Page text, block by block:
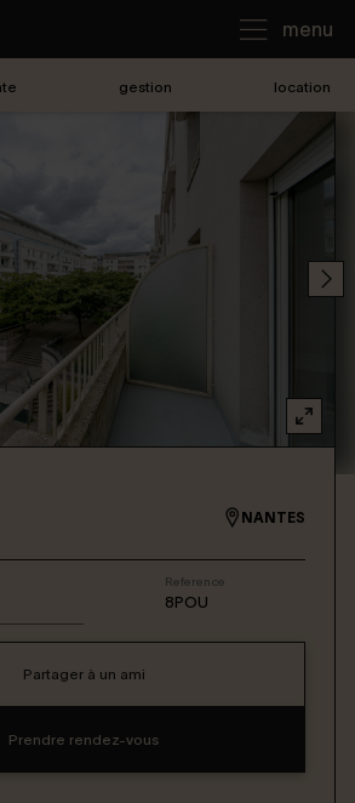
menu
gestion location
NANTES
Reference
8POU
Partager à un ami
Prendre rendez-vous